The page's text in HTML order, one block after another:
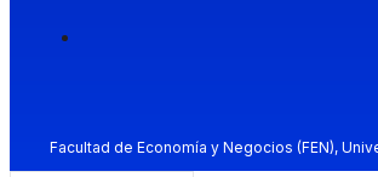
Facultad de Economía y Negocios (FEN),